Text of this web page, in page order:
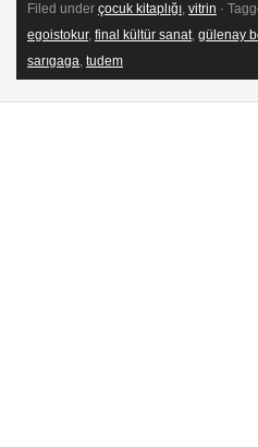
Filed under çocuk kitaplığı, vitrin ·
egoistokur, final kültür sanat, gülenay
sarıgaga, tudem